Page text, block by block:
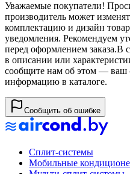
Уважаемые покупатели!
производитель может
комплектацию и дизайн
уведомления. Рекомендуем
перед оформлением заказа.В
в описании или
сообщите нам об этом — ваш
информацию в каталоге.
Сообщить об ошибке
Сплит-системы
Мобильные